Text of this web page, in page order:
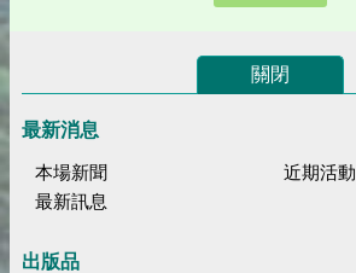
關閉
最新消息
本場新聞
近期活動
最新訊息
出版品